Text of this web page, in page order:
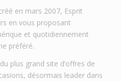
en mars 2007, Esprit
en vous proposant
et quotidiennement
préféré.
plus grand site d’offres de
désormais leader dans